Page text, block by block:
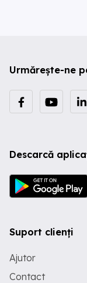
Urmărește-ne
Descarcă
Suport clienți
Ajutor
Contact